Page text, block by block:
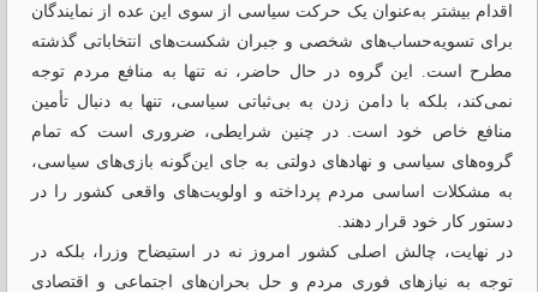
اقدام بیشتر به‌عنوان یک حرکت سیاسی از سوی این عده از نمایندگان
برای تسویه‌حساب‌های شخصی و جبران شکست‌های انتخاباتی گذشته
مطرح است. این گروه در حال حاضر، نه تنها به منافع مردم توجه
نمی‌کند، بلکه با دامن زدن به بی‌ثباتی سیاسی، تنها به دنبال تأمین
منافع خاص خود است. در چنین شرایطی، ضروری است که تمام
گروه‌های سیاسی و نهادهای دولتی به جای این‌گونه بازی‌های سیاسی،
به مشکلات اساسی مردم پرداخته و اولویت‌های واقعی کشور را در
دستور کار خود قرار دهند.
در نهایت، چالش اصلی کشور امروز نه در استیضاح وزرا، بلکه در
توجه به نیازهای فوری مردم و حل بحران‌های اجتماعی و اقتصادی